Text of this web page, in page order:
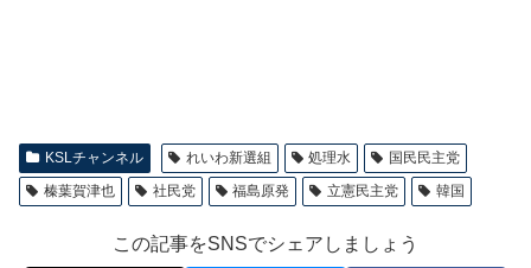
KSLチャンネル れいわ新選組 処理水
国民民主党
榛葉賀津也
社民党 福島原発 立憲民主党 韓国
この記事をSNSでシェアしましょう